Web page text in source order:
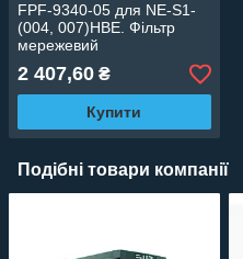
FPF-9340-05 для NE-S1-
(004, 007)НВЕ. Фільтр
мережевий
2 407,60 ₴
Купити
Подібні товари компанії